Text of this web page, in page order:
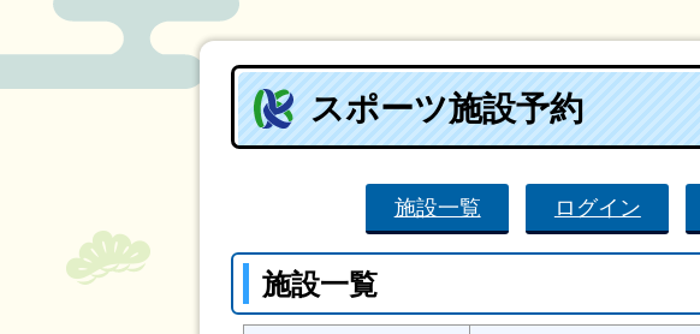
スポーツ施設予約
施設一覧 ログイン
施設一覧